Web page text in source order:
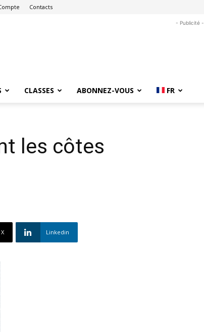
Contacts
- Publicité -
CLASSES ABONNEZ-VOUS FR
les côtes
X Linkedin